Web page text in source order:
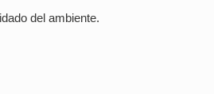
del ambiente.